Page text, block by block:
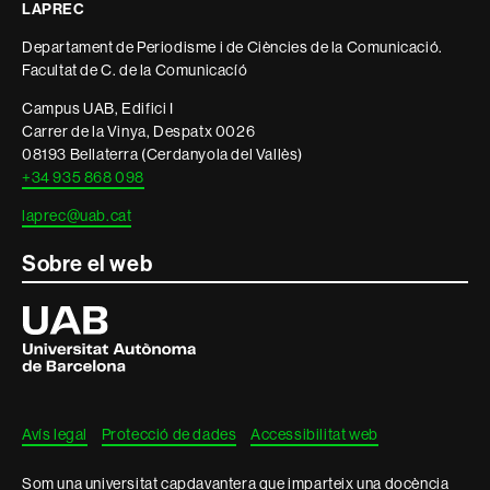
informació
legal
LAPREC
Departament de Periodisme i de Ciències de la Comunicació.
Facultat de C. de la Comunicacíó
Campus UAB, Edifici I
Carrer de la Vinya, Despatx 0026
08193 Bellaterra (Cerdanyola del Vallès)
+34 935 868 098
laprec@uab.cat
Sobre el web
Universitat
Autònoma
de
Barcelona
Avís legal Protecció de dades Accessibilitat web
Som una universitat capdavantera que imparteix una docència